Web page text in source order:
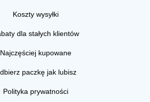
Koszty wysyłki
dla stałych klientów
Najczęściej kupowane
paczkę jak lubisz
Polityka prywatności